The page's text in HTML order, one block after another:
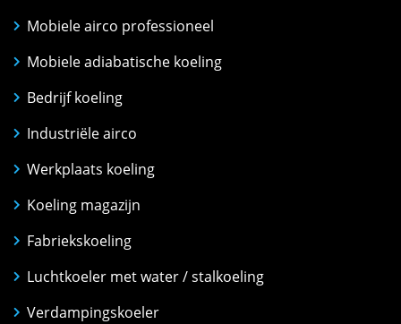
Mobiele airco professioneel
Mobiele adiabatische koeling
Bedrijf koeling
Industriële airco
Werkplaats koeling
Koeling magazijn
Fabriekskoeling
Luchtkoeler met water / stalkoeling
Verdampingskoeler